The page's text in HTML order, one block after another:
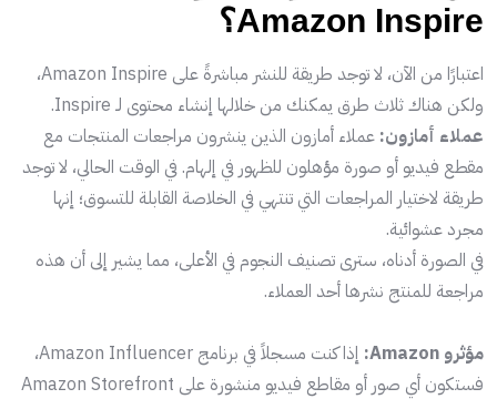
Amazon Inspire؟
اعتبارًا من الآن، لا توجد طريقة للنشر مباشرةً على Amazon Inspire،
ولكن هناك ثلاث طرق يمكنك من خلالها إنشاء محتوى لـ Inspire.
عملاء أمازون: عملاء أمازون الذين ينشرون مراجعات المنتجات مع
مقطع فيديو أو صورة مؤهلون للظهور في إلهام. في الوقت الحالي، لا توجد
طريقة لاختيار المراجعات التي تنتهي في الخلاصة القابلة للتسوق؛ إنها
مجرد عشوائية.
في الصورة أدناه، سترى تصنيف النجوم في الأعلى، مما يشير إلى أن هذه
مراجعة للمنتج نشرها أحد العملاء.
مؤثرو Amazon:
إذا كنت مسجلاً في برنامج Amazon Influencer،
فستكون أي صور أو مقاطع فيديو منشورة على Amazon Storefront